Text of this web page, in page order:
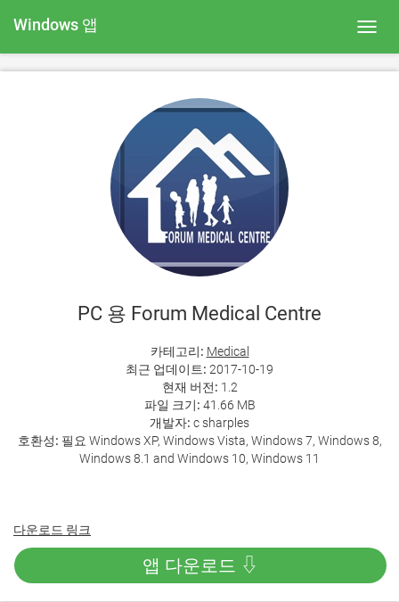
Windows 앱
PC 용 Forum Medical Centre
카테고리: Medical
최근 업데이트: 2017-10-19
현재 버전: 1.2
파일 크기: 41.66 MB
개발자: c sharples
호환성: 필요 Windows XP, Windows Vista, Windows 7, Windows 8,
Windows 8.1 and Windows 10, Windows 11
다운로드 링크
앱 다운로드 ⇩